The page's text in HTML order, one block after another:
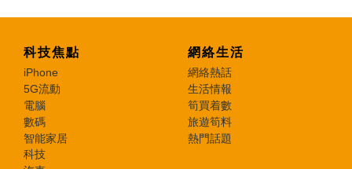
科技焦點
iPhone
5G流動
電腦
數碼
智能家居
科技
網絡生活
網絡熱話
生活情報
筍買着數
旅遊筍料
熱門話題